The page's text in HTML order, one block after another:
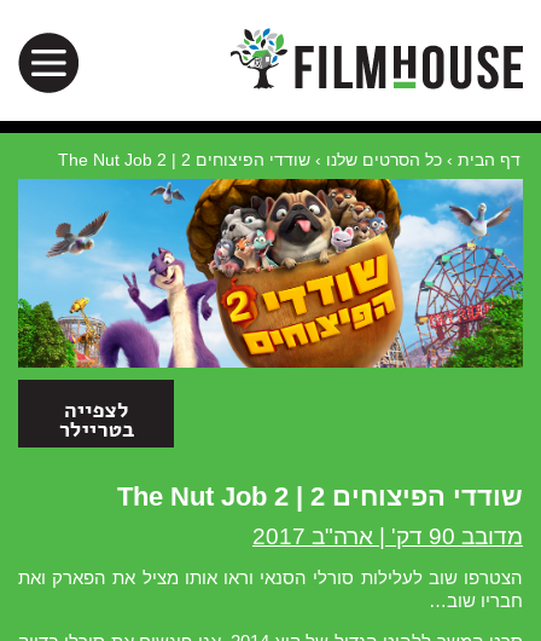
דף הבית › כל הסרטים שלנו › שודדי הפיצוחים 2 | The Nut Job 2
שודדי הפיצוחים 2 | The Nut Job 2
מדובב 90 דק' | ארה"ב 2017
הצטרפו שוב לעלילות סורלי הסנאי וראו אותו מציל את הפארק ואת
חבריו שוב…